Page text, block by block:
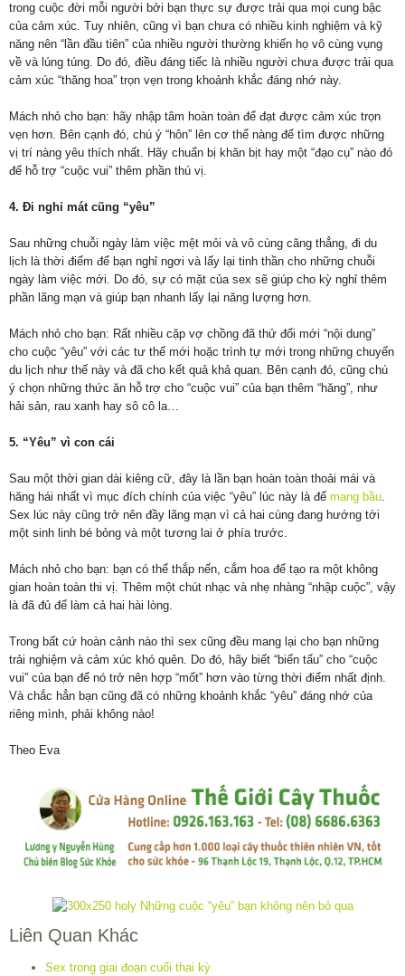
trong cuộc đời mỗi người bởi bạn thực sự được trải qua mọi cung bậc
của cảm xúc. Tuy nhiên, cũng vì bạn chưa có nhiều kinh nghiệm và kỹ
năng nên “lần đầu tiên” của nhiều người thường khiến họ vô cùng vụng
về và lúng túng. Do đó, điều đáng tiếc là nhiều người chưa được trải qua
cảm xúc “thăng hoa” trọn vẹn trong khoảnh khắc đáng nhớ này.
Mách nhỏ cho bạn: hãy nhập tâm hoàn toàn để đạt được cảm xúc trọn
vẹn hơn. Bên cạnh đó, chú ý “hôn” lên cơ thể nàng để tìm được những
vị trí nàng yêu thích nhất. Hãy chuẩn bị khăn bịt hay một “đạo cụ” nào đó
để hỗ trợ “cuộc vui” thêm phần thú vị.
4. Đi nghỉ mát cũng “yêu”
Sau những chuỗi ngày làm việc mệt mỏi và vô cùng căng thẳng, đi du
lịch là thời điểm để bạn nghỉ ngơi và lấy lại tinh thần cho những chuỗi
ngày làm việc mới. Do đó, sự có mặt của sex sẽ giúp cho kỳ nghỉ thêm
phần lãng mạn và giúp bạn nhanh lấy lại năng lượng hơn.
Mách nhỏ cho bạn: Rất nhiều cặp vợ chồng đã thử đổi mới “nội dung”
cho cuộc “yêu” với các tư thế mới hoặc trình tự mới trong những chuyến
du lịch như thế này và đã cho kết quả khả quan. Bên cạnh đó, cũng chú
ý chọn những thức ăn hỗ trợ cho “cuộc vui” của bạn thêm “hăng”, như
hải sản, rau xanh hay sô cô la…
5. “Yêu” vì con cái
Sau một thời gian dài kiêng cữ, đây là lần bạn hoàn toàn thoải mái và
hăng hái nhất vì mục đích chính của việc “yêu” lúc này là để mang bầu.
Sex lúc này cũng trở nên đầy lãng mạn vì cả hai cùng đang hướng tới
một sinh linh bé bỏng và một tương lai ở phía trước.
Mách nhỏ cho bạn: bạn có thể thắp nến, cắm hoa để tạo ra một không
gian hoàn toàn thi vị. Thêm một chút nhạc và nhẹ nhàng “nhập cuộc”, vậy
là đã đủ để làm cả hai hài lòng.
Trong bất cứ hoàn cảnh nào thì sex cũng đều mang lại cho bạn những
trải nghiệm và cảm xúc khó quên. Do đó, hãy biết “biến tấu” cho “cuộc
vui” của bạn để nó trở nên hợp “mốt” hơn vào từng thời điểm nhất định.
Và chắc hẳn bạn cũng đã có những khoảnh khắc “yêu” đáng nhớ của
riêng mình, phải không nào!
Theo Eva
Liên Quan Khác
Sex trong giai đoạn cuối thai kỳ